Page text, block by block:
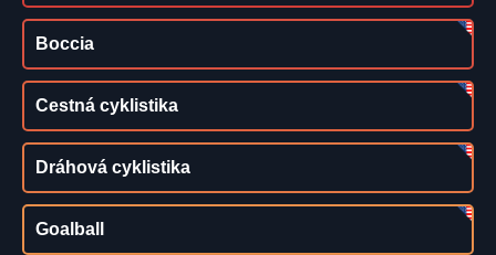
Boccia
Cestná cyklistika
Dráhová cyklistika
Goalball